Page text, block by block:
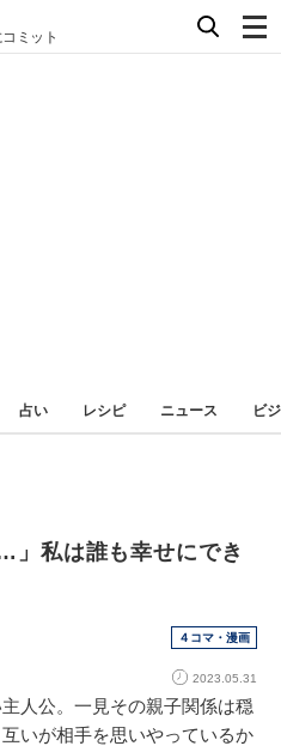
ミット
占い レシピ ニュース ビ
」私は誰も幸せにでき
４コマ・漫画
2023.05.31
人公。一見その親子関係は穏
いが相手を思いやっているか